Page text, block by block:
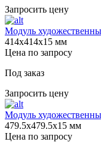
Запросить цену
Модуль
414х414х15 мм
Цена по запросу
Под заказ
Запросить цену
Модуль
479.5х479.5х15 мм
Цена по запросу